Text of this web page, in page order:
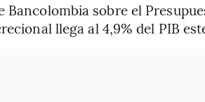
Bancolombia sobre el
llega al 4,9% del PIB